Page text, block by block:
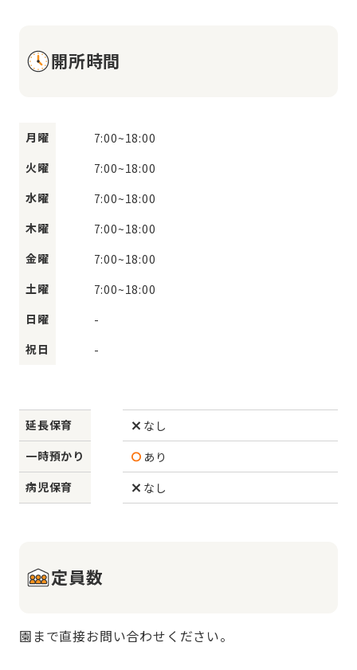
開所時間
月曜 7:00~18:00
火曜
7:00~18:00
水曜
7:00~18:00
木曜
7:00~18:00
金曜
7:00~18:00
土曜
7:00~18:00
日曜
-
祝日
-
延長保育
なし
一時預かり
あり
病児保育
なし
定員数
園まで直接お問い合わせください。